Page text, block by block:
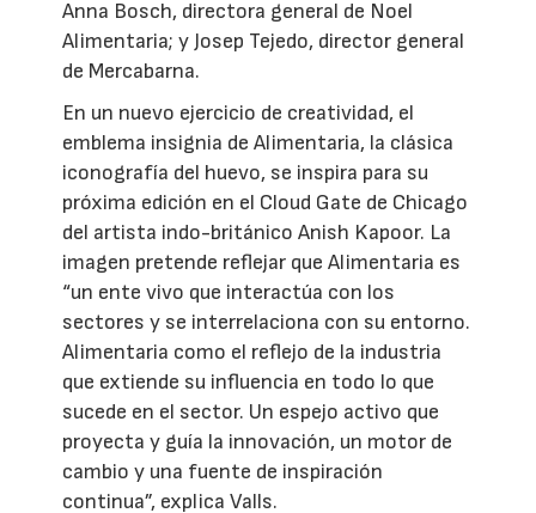
Anna Bosch, directora general de Noel
Alimentaria; y Josep Tejedo, director general
de Mercabarna.
En un nuevo ejercicio de creatividad, el
emblema insignia de Alimentaria, la clásica
iconografía del huevo, se inspira para su
próxima edición en el Cloud Gate de Chicago
del artista indo-británico Anish Kapoor. La
imagen pretende reflejar que Alimentaria es
“un ente vivo que interactúa con los
sectores y se interrelaciona con su entorno.
Alimentaria como el reflejo de la industria
que extiende su influencia en todo lo que
sucede en el sector. Un espejo activo que
proyecta y guía la innovación, un motor de
cambio y una fuente de inspiración
continua”, explica Valls.